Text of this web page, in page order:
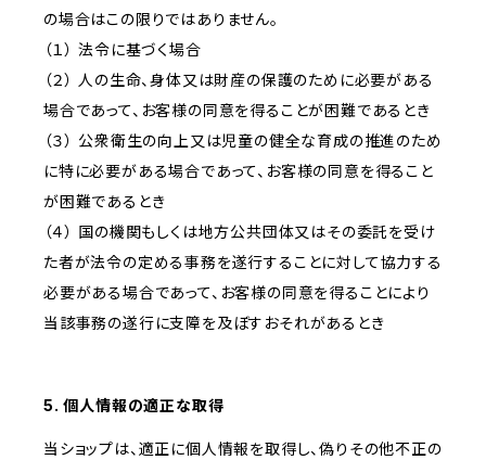
の場合はこの限りではありません。
（１） 法令に基づく場合
（２） 人の生命、身体又は財産の保護のために必要がある
場合であって、お客様の同意を得ることが困難であるとき
（３） 公衆衛生の向上又は児童の健全な育成の推進のため
に特に必要がある場合であって、お客様の同意を得ること
が困難であるとき
（４） 国の機関もしくは地方公共団体又はその委託を受け
た者が法令の定める事務を遂行することに対して協力する
必要がある場合であって、お客様の同意を得ることにより
当該事務の遂行に支障を及ぼすおそれがあるとき
5. 個人情報の適正な取得
当ショップは、適正に個人情報を取得し、偽りその他不正の